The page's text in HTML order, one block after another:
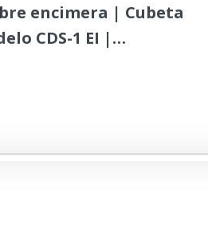
encimera | Cubeta
CDS-1 EI |